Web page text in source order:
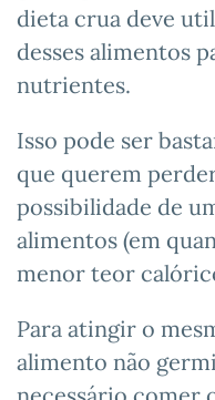
dieta crua deve
desses alimentos
nutrientes.
Isso pode ser
que querem
possibilidade de
alimentos (em
menor teor
Para atingir o
alimento não